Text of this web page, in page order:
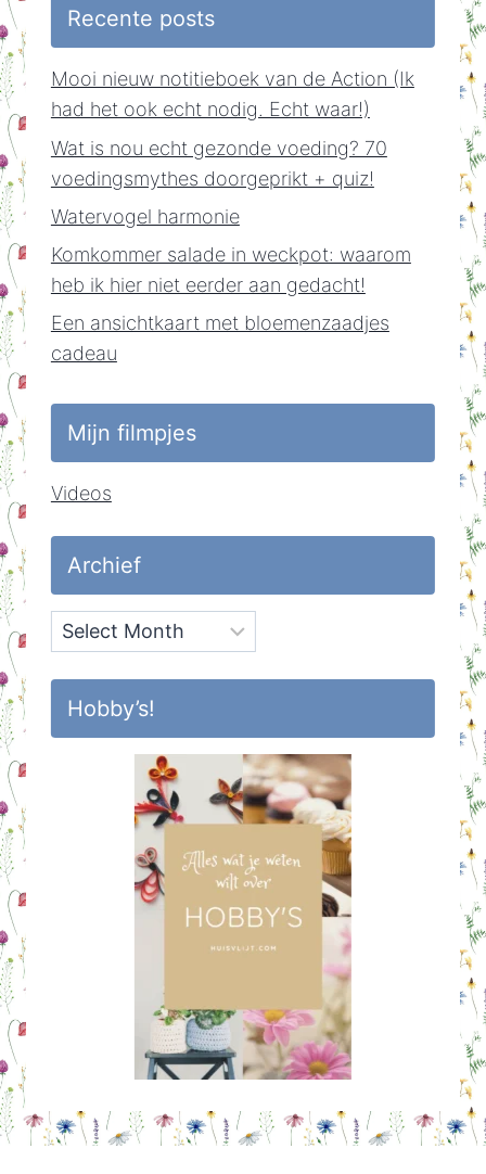
Recente posts
Mooi nieuw notitieboek van de Action (Ik
had het ook echt nodig. Echt waar!)
Wat is nou echt gezonde voeding? 70
voedingsmythes doorgeprikt + quiz!
Watervogel harmonie
Komkommer salade in weckpot: waarom
heb ik hier niet eerder aan gedacht!
Een ansichtkaart met bloemenzaadjes
cadeau
Mijn filmpjes
Videos
Archief
Archief
Hobby’s!